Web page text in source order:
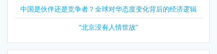
中国是伙伴还是竞争者？全球对华态度变化背后的经济逻辑
“北京没有人情世故”